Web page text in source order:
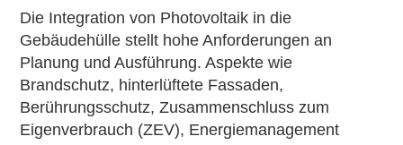
Die Integration von Photovoltaik in die
Gebäudehülle stellt hohe Anforderungen an
Planung und Ausführung. Aspekte wie
Brandschutz, hinterlüftete Fassaden,
Berührungsschutz, Zusammenschluss zum
Eigenverbrauch (ZEV), Energiemanagement